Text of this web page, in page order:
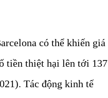
có thể khiến giá
tiền thiệt hại lên tới 137
Tác động kinh tế